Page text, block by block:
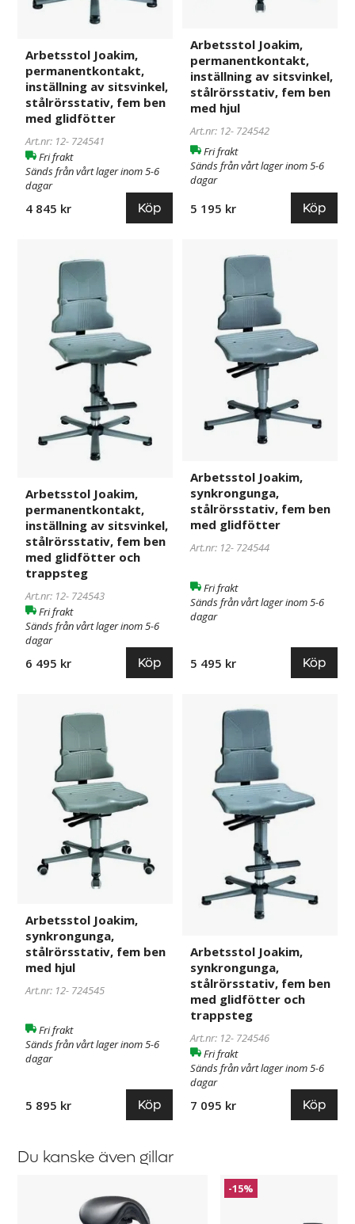
Arbetsstol Joakim,
permanentkontakt,
inställning av sitsvinkel,
stålrörsstativ, fem ben
med glidfötter
Art.nr: 12- 724541
Fri frakt
Sänds från vårt lager inom 5-6
dagar
4 845 kr Köp
Arbetsstol Joakim,
permanentkontakt,
inställning av sitsvinkel,
stålrörsstativ, fem ben
med hjul
Art.nr: 12- 724542
Fri frakt
Sänds från vårt lager inom 5-6
dagar
5 195 kr Köp
Joakim,
permanentkontakt,
inställning
sitsvinkel,
stålrörsstativ,
glidfötter
och
Arbetsstol Joakim,
permanentkontakt,
inställning av sitsvinkel,
stålrörsstativ, fem ben
med glidfötter och
trappsteg
Art.nr: 12- 724543
Fri frakt
Sänds från vårt lager inom 5-6
dagar
6 495 kr Köp
Joakim,
synkrongunga,
stålrörsstativ,
glidfötter
Arbetsstol Joakim,
synkrongunga,
stålrörsstativ, fem ben
med glidfötter
Art.nr: 12- 724544
Fri frakt
Sänds från vårt lager inom 5-6
dagar
5 495 kr Köp
Joakim,
synkrongunga,
stålrörsstativ,
Arbetsstol Joakim,
synkrongunga,
stålrörsstativ, fem ben
med hjul
Art.nr: 12- 724545
Fri frakt
Sänds från vårt lager inom 5-6
dagar
5 895 kr Köp
Joakim,
synkrongunga,
stålrörsstativ,
glidfötter
Arbetsstol Joakim,
synkrongunga,
stålrörsstativ, fem ben
med glidfötter och
trappsteg
Art.nr: 12- 724546
Fri frakt
Sänds från vårt lager inom 5-6
dagar
7 095 kr Köp
Du kanske även gillar
Verkstadspall
Liam
-15%